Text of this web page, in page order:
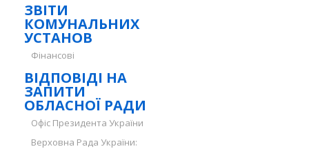
ЗВІТИ
КОМУНАЛЬНИХ
УСТАНОВ
Фінансові
ВІДПОВІДІ НА
ЗАПИТИ
ОБЛАСНОЇ РАДИ
Офіс Президента України
Верховна Рада України: